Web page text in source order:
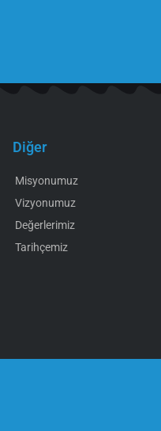
Diğer
Misyonumuz
Vizyonumuz
Değerlerimiz
Tarihçemiz